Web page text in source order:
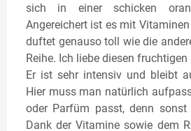
sich in einer schicken
Angereichert ist es mit
duftet genauso toll wie die
Reihe. Ich liebe diesen
Er ist sehr intensiv und bleibt
Hier muss man natürlich
oder Parfüm passt, denn
Dank der Vitamine sowie dem